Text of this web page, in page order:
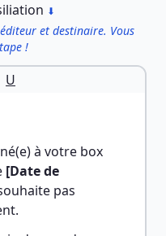
⬇
et destinaire. Vous
!
U
[Date de
pas